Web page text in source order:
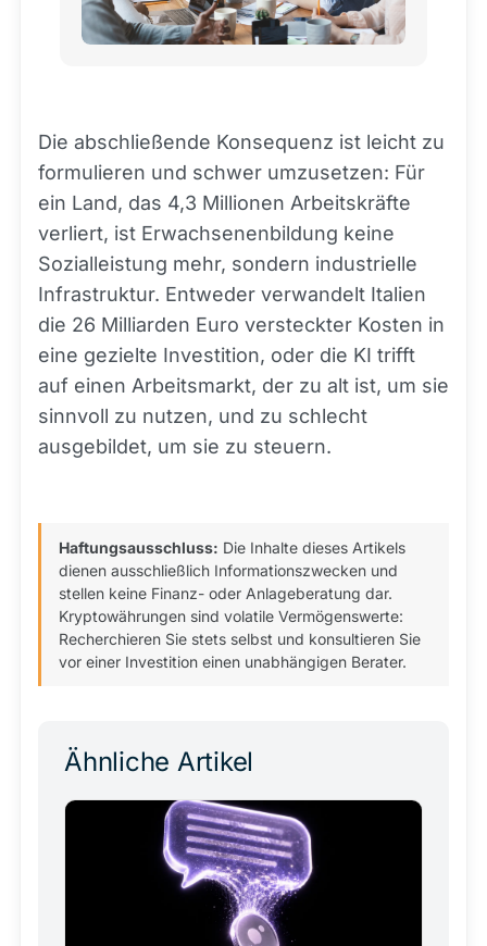
Die abschließende Konsequenz ist leicht zu
formulieren und schwer umzusetzen: Für
ein Land, das 4,3 Millionen Arbeitskräfte
verliert, ist Erwachsenenbildung keine
Sozialleistung mehr, sondern industrielle
Infrastruktur. Entweder verwandelt Italien
die 26 Milliarden Euro versteckter Kosten in
eine gezielte Investition, oder die KI trifft
auf einen Arbeitsmarkt, der zu alt ist, um sie
sinnvoll zu nutzen, und zu schlecht
ausgebildet, um sie zu steuern.
Haftungsausschluss: Die Inhalte dieses Artikels
dienen ausschließlich Informationszwecken und
stellen keine Finanz- oder Anlageberatung dar.
Kryptowährungen sind volatile Vermögenswerte:
Recherchieren Sie stets selbst und konsultieren Sie
vor einer Investition einen unabhängigen Berater.
Ähnliche Artikel